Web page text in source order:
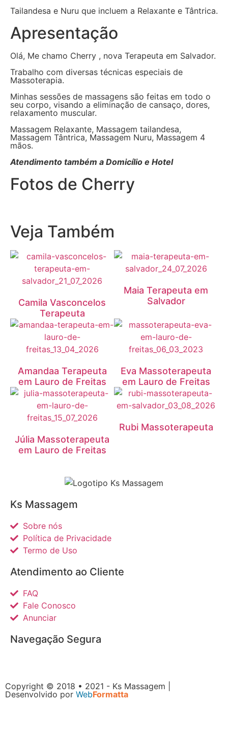
Tailandesa e Nuru que incluem a Relaxante e Tântrica.
Apresentação
Olá, Me chamo Cherry , nova Terapeuta em Salvador.
Trabalho com diversas técnicas especiais de
Massoterapia.
Minhas sessões de massagens são feitas em todo o
seu corpo, visando a eliminação de cansaço, dores,
relaxamento muscular.
Massagem Relaxante, Massagem tailandesa,
Massagem Tântrica, Massagem Nuru, Massagem 4
mãos.
Atendimento também a Domicílio e Hotel
Fotos de Cherry
Veja Também
Camila Vasconcelos
Terapeuta
Maia Terapeuta em
Salvador
Amandaa Terapeuta
em Lauro de Freitas
Eva Massoterapeuta
em Lauro de Freitas
Júlia Massoterapeuta
em Lauro de Freitas
Rubi Massoterapeuta
Ks Massagem
Sobre nós
Política de Privacidade
Termo de Uso
Atendimento ao Cliente
FAQ
Fale Conosco
Anunciar
Navegação Segura
Copyright © 2018 • 2021 - Ks Massagem |
Desenvolvido por WebFormatta